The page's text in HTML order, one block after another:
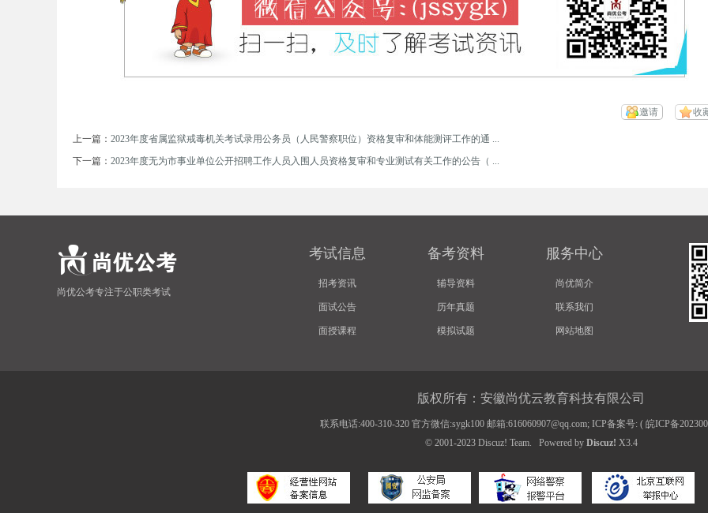
安
收
邀请
上一篇： 2023年度省属监狱戒毒机关考试录用公务员（人民警察职位）资格复审和体能测评工作的通 ...
下一篇： 2023年度无为市事业单位公开招聘工作人员入围人员资格复审和专业测试有关工作的公告（ ...
尚优公考专注于公职类考试
考试信息
招考资讯
面试公告
面授课程
备考资料
辅导资料
历年真题
模拟试题
服务中心
尚优简介
联系我们
网站地图
版权所有：安徽尚优云教育科技有限公司
联系电话:400-310-320 官方微信:sygk100 邮箱:616060907@qq.com; ICP备案号: ( 皖ICP备
© 2001-2023 Discuz! Team. Powered by Discuz! X3.4